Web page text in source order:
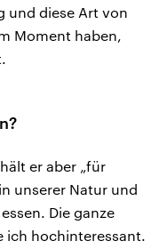
und diese Art von
Moment haben,
er aber „für
unserer Natur und
Die ganze
ich hochinteressant.